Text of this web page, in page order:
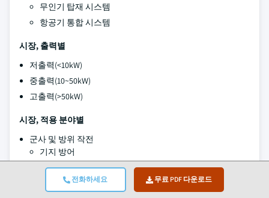
전화하세요 무료 PDF 다운로드
무인기 탑재 시스템
항공기 통합 시스템
시장, 출력별
저출력(<10kW)
중출력(10~50kW)
고출력(>50kW)
시장, 적용 분야별
군사 및 방위 작전
기지 방어
전장 사용
전략 자산 보호